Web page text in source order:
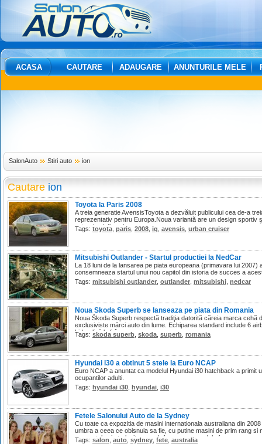
ACASA CAUTARE ADAUGARE ANUNTURILE MELE
SalonAuto Stiri auto ion
Cautare ion
Toyota la Paris 2008
A treia generatie AvensisToyota a dezvăluit publicului cea de-a
reprezentativ pentru Europa.Noua variantă are un design sportiv
puternic şi dinamic.
Tags: toyota paris 2008 iq avensis urban cruiser
Mitsubishi Outlander - Startul productiei la NedCar
La 18 luni de la lansarea pe piata europeana (primavara lui 2007)
consemneaza startul unui nou capitol din istoria de succes a
Tags: mitsubishi outlander outlander mitsubishi nedcar
Noua Skoda Superb se lanseaza pe piata din Romania
Noua Škoda Superb respectă tradiţia datorită căreia marca cehă
exclusiviste mărci auto din lume. Echiparea standard include 6
hidraulică la frânare.
Tags: skoda superb skoda superb romania
Hyundai i30 a obtinut 5 stele la Euro NCAP
Euro NCAP a anuntat ca modelul Hyundai i30 hatchback a primit
ocupantilor adulti.
Tags: hyundai i30 hyundai i30
Fetele Salonului Auto de la Sydney
Cu toate ca expozitia de masini internationala australiana din
umbra a ceea ce obisnuia sa fie, cu putine masini de prim rang si
momentele ei stralucitoare sub forma unor modele frumoase.
Tags: salon auto sydney fete australia